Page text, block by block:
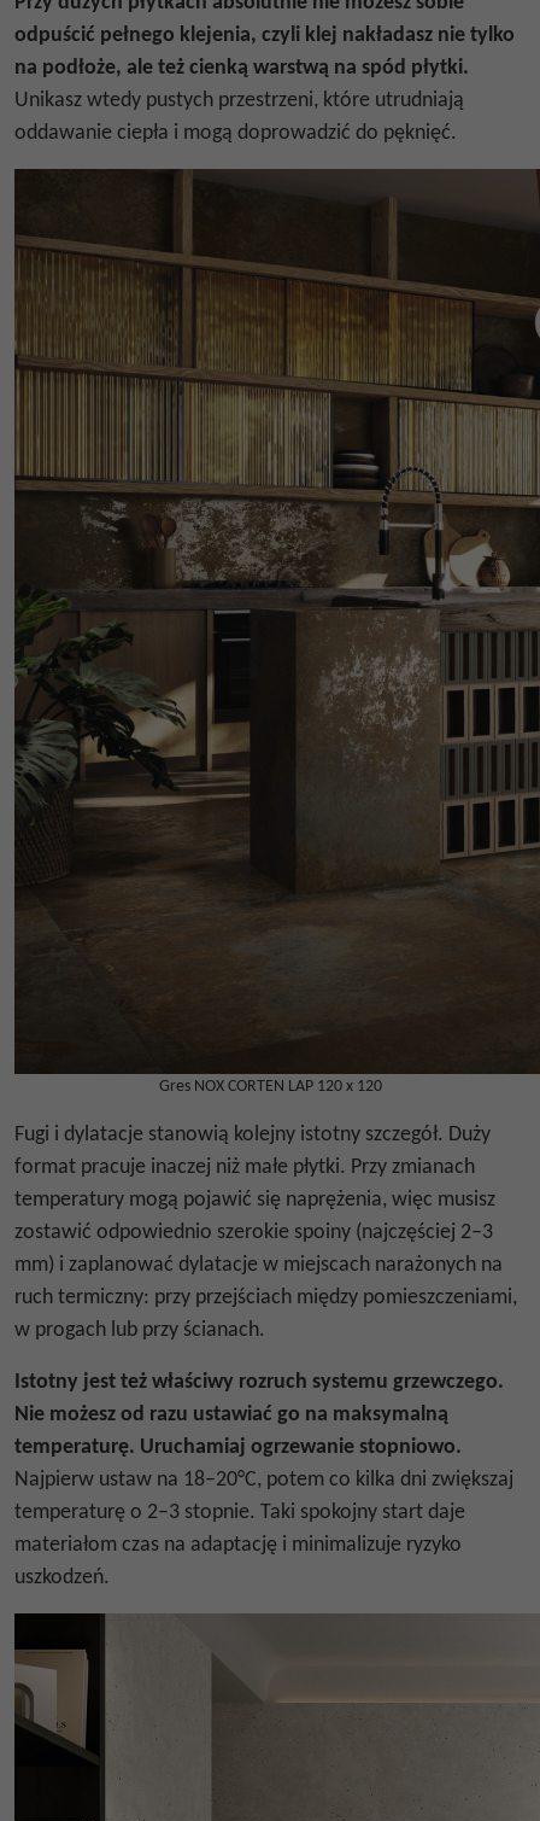
odpuścić pełnego klejenia, czyli klej nakładasz nie tylko
na podłoże, ale też cienką warstwą na spód płytki.
Unikasz wtedy pustych przestrzeni, które utrudniają
oddawanie ciepła i mogą doprowadzić do pęknięć.
Gres NOX CORTEN LAP 120 x 120
Fugi i dylatacje stanowią kolejny istotny szczegół. Duży
format pracuje inaczej niż małe płytki. Przy zmianach
temperatury mogą pojawić się naprężenia, więc musisz
zostawić odpowiednio szerokie spoiny (najczęściej 2–3
mm) i zaplanować dylatacje w miejscach narażonych na
ruch termiczny: przy przejściach między pomieszczeniami,
w progach lub przy ścianach.
Istotny jest też właściwy rozruch systemu grzewczego.
Nie możesz od razu ustawiać go na maksymalną
temperaturę. Uruchamiaj ogrzewanie stopniowo.
Najpierw ustaw na 18–20°C, potem co kilka dni zwiększaj
temperaturę o 2–3 stopnie. Taki spokojny start daje
materiałom czas na adaptację i minimalizuje ryzyko
uszkodzeń.